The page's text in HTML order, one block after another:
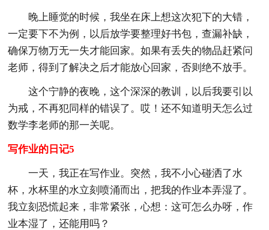
晚上睡觉的时候，我坐在床上想这次犯下的大错，
一定要下不为例，以后放学要整理好书包，查漏补缺，
确保万物万无一失才能回家。如果有丢失的物品赶紧问
老师，得到了解决之后才能放心回家，否则绝不放手。
这个宁静的夜晚，这个深深的教训，以后我要引以
为戒，不再犯同样的错误了。哎！还不知道明天怎么过
数学李老师的那一关呢。
写作业的日记5
一天，我正在写作业。突然，我不小心碰洒了水
杯，水杯里的水立刻喷涌而出，把我的作业本弄湿了。
我立刻恐慌起来，非常紧张，心想：这可怎么办呀，作
业本湿了，还能用吗？